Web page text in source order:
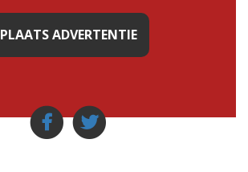
PLAATS ADVERTENTIE